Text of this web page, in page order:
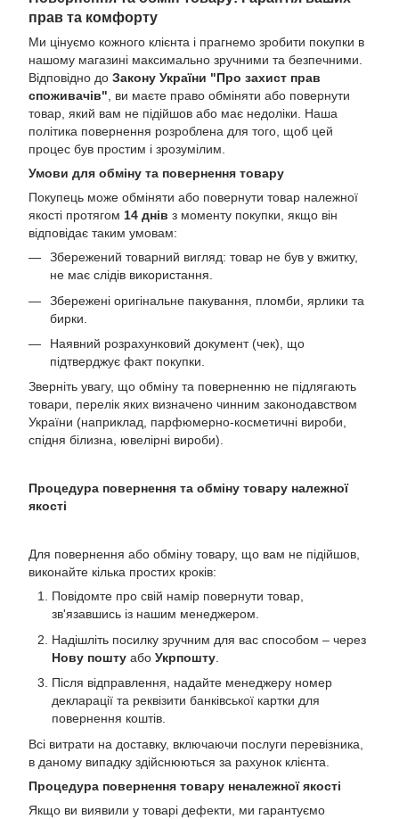
прав та комфорту
Ми цінуємо кожного клієнта і прагнемо зробити покупки в
нашому магазині максимально зручними та безпечними.
Відповідно до Закону України "Про захист прав
споживачів", ви маєте право обміняти або повернути
товар, який вам не підійшов або має недоліки. Наша
політика повернення розроблена для того, щоб цей
процес був простим і зрозумілим.
Умови для обміну та повернення товару
Покупець може обміняти або повернути товар належної
якості протягом 14 днів з моменту покупки, якщо він
відповідає таким умовам:
Збережений товарний вигляд: товар не був у вжитку,
не має слідів використання.
Збережені оригінальне пакування, пломби, ярлики та
бирки.
Наявний розрахунковий документ (чек), що
підтверджує факт покупки.
Зверніть увагу, що обміну та поверненню не підлягають
товари, перелік яких визначено чинним законодавством
України (наприклад, парфюмерно-косметичні вироби,
спідня білизна, ювелірні вироби).
Процедура повернення та обміну товару належної
якості
Для повернення або обміну товару, що вам не підійшов,
виконайте кілька простих кроків:
Повідомте про свій намір повернути товар,
зв'язавшись із нашим менеджером.
Надішліть посилку зручним для вас способом – через
Нову пошту або Укрпошту
Після відправлення, надайте менеджеру номер
декларації та реквізити банківської картки для
повернення коштів.
Всі витрати на доставку, включаючи послуги перевізника,
в даному випадку здійснюються за рахунок клієнта.
Процедура повернення товару неналежної якості
Якщо ви виявили у товарі дефекти, ми гарантуємо